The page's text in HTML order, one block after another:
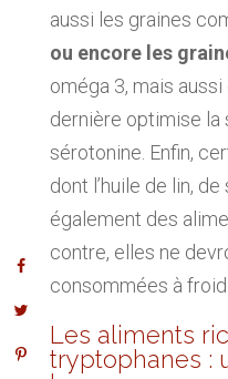
aussi les graines
ou encore les
oméga 3, mais
dernière optimise la
sérotonine. Enfin,
dont l’huile de lin,
également des
contre, elles ne
consommées à froid.
Les aliments
tryptophanes :